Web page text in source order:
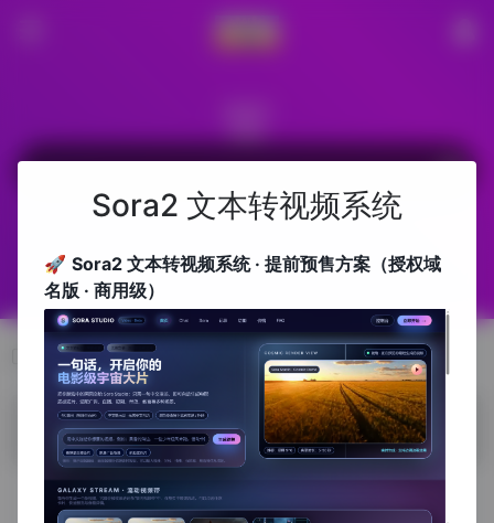
百度 Bing Google
PNG
没有内容
Sora2 文本转视频系统
🚀 Sora2 文本转视频系统 · 提前预售方案（授权域
名版 · 商用级）